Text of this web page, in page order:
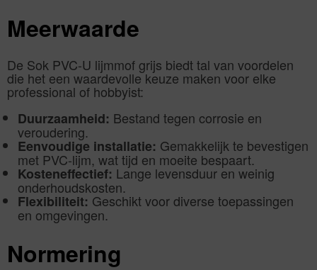
Meerwaarde
De Sok PVC-U lijmmof grijs biedt tal van voordelen
die het een waardevolle keuze maken voor elke
professional of hobbyist:
Duurzaamheid: Bestand tegen corrosie en
veroudering.
Eenvoudige installatie: Gemakkelijk te bevestigen
met PVC-lijm, wat tijd en moeite bespaart.
Kosteneffectief: Lange levensduur en weinig
onderhoudskosten.
Flexibiliteit: Geschikt voor diverse toepassingen
en omgevingen.
Normering